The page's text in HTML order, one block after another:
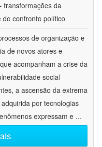
transformações da
do confronto político
de organização e
de novos atores e
acompanham a crise da
social
a ascensão da extrema
por tecnologias
expressam e ...